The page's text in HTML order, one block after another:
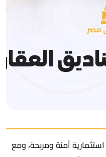
آمنة ومربحة، ومع